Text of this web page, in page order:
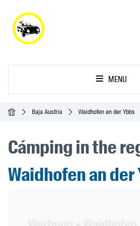
MENU
Inicio Baja Austria Waidhofen an der Ybbs
Cámping in the
Waidhofen an der